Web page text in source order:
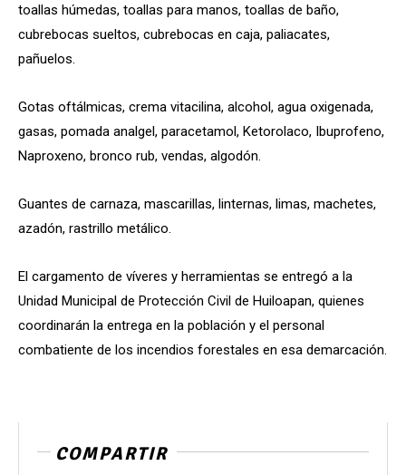
toallas húmedas, toallas para manos, toallas de baño,
cubrebocas sueltos, cubrebocas en caja, paliacates,
pañuelos.
Gotas oftálmicas, crema vitacilina, alcohol, agua oxigenada,
gasas, pomada analgel, paracetamol, Ketorolaco, Ibuprofeno,
Naproxeno, bronco rub, vendas, algodón.
Guantes de carnaza, mascarillas, linternas, limas, machetes,
azadón, rastrillo metálico.
El cargamento de víveres y herramientas se entregó a la
Unidad Municipal de Protección Civil de Huiloapan, quienes
coordinarán la entrega en la población y el personal
combatiente de los incendios forestales en esa demarcación.
COMPARTIR